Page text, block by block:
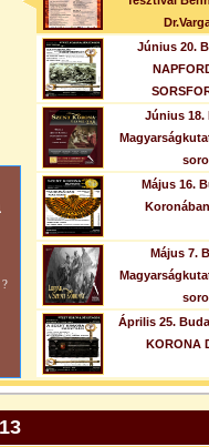
Június 20.
Június 18.
Május 16.
Május 7.
Április 25.
KORONA